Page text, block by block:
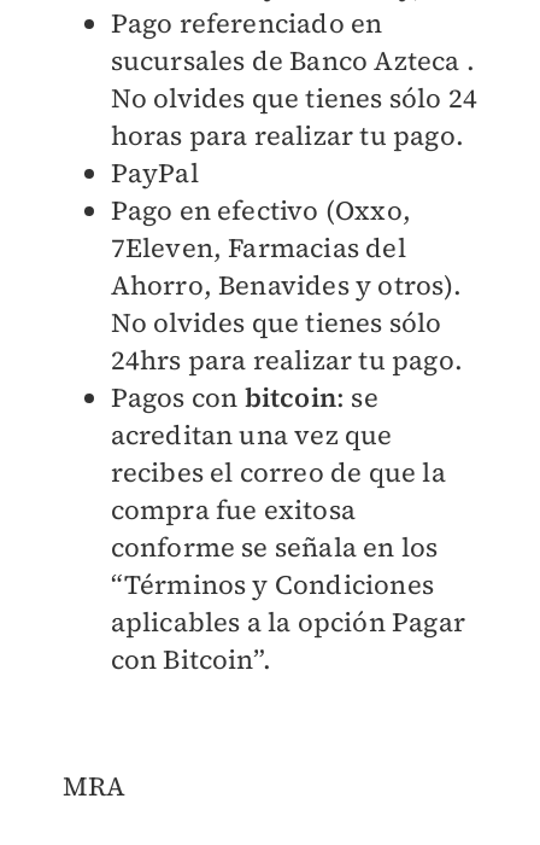
Pago referenciado en
sucursales de Banco Azteca .
No olvides que tienes sólo 24
horas para realizar tu pago.
PayPal
Pago en efectivo (Oxxo,
7Eleven, Farmacias del
Ahorro, Benavides y otros).
No olvides que tienes sólo
24hrs para realizar tu pago.
Pagos con bitcoin: se
acreditan una vez que
recibes el correo de que la
compra fue exitosa
conforme se señala en los
“Términos y Condiciones
aplicables a la opción Pagar
con Bitcoin”.
MRA